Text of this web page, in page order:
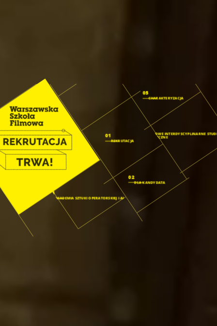
01
REKRUTACJA
02
DLA KANDYDATA
03
AKADEMIA SZTUKI OPERATORSKIEJ I AI
FISH: FILMOWE INTERDYSCYPLINARNE
HUMANISTYCZNE
05
CHARAKTERYZACJA